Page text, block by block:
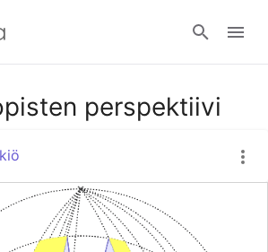
Kirjaudu
perspektiivi